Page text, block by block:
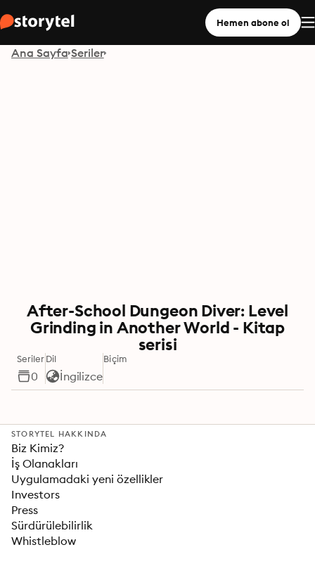
Hemen abone ol
Ana Sayfa Seriler
After-School Dungeon Diver: Level
Grinding in Another World - Kitap
serisi
Seriler
0
Dil
İngilizce
Biçim
STORYTEL HAKKINDA
Biz Kimiz?
İş Olanakları
Uygulamadaki yeni özellikler
Investors
Press
Sürdürülebilirlik
Whistleblow